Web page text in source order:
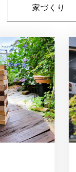
家づくり